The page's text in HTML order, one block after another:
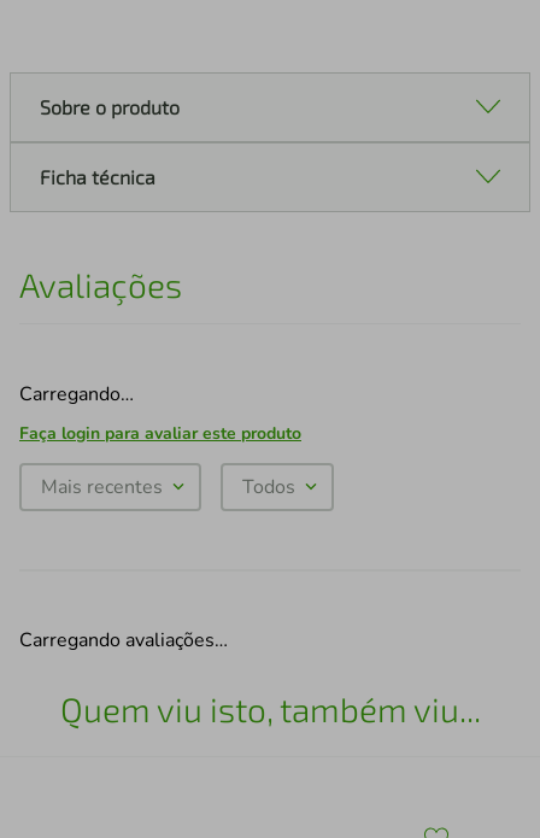
Sobre o produto
Ficha técnica
Avaliações
Carregando…
Faça login para avaliar este produto
Mais recentes Todos
Carregando avaliações…
Quem viu isto, também viu...